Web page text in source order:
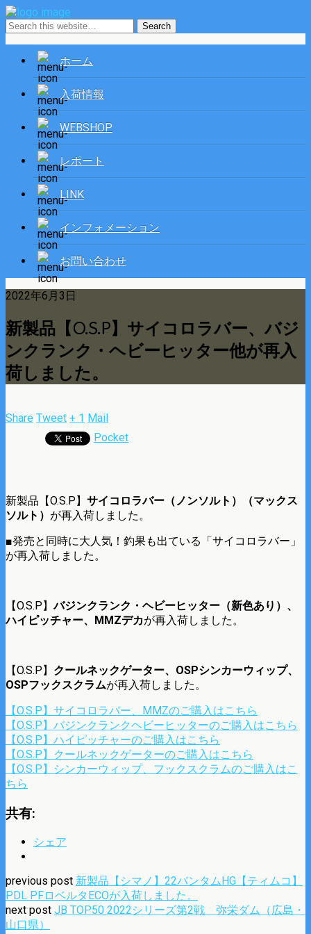
ホーム
入荷情報
WEBSHOP
レポート
LINK
インフォメーション
お問い合わせ
2022年6月3日
新製品【O.S.P】サイコロラバー、バジ
ンクランク・ヘビーヒッター他が再入
荷しました。
Share Tweet + 1 Mail
Pocket
新製品【O.S.P】 サイコロラバー（ノンソルト）（マックス
ソルト） が再入荷しました。
■発売と同時に大人気！釣果も出ている「サイコロラバー」
が再入荷しました。
【O.S.P】バジンクランク・ヘビーヒッター（新色あり）、
ハイピッチャー、MMZデカが再入荷しました。
【O.S.P】 クールネックゲーター、OSPシンカーウィップ、
OSPフックスクラムが再入荷しました。
【O.S.P】サイコロラバー、MMZのご購入はこちら
【O.S.P】バジンクランクヘビーヒッターのご購入はこちら
【O.S.P】ハイピッチャーのご購入はこちら
【O.S.P】クールネックゲーターのご購入はこちら
【O.S.P】シンカーウィップ、フックスクラムのご購入はこ
ちら
共有:
シェア
previous post 新製品【シマノ】22バンタムHG【ティムコ】
PDL PFロベルタECOが入荷しました。
next post JB TOP50 2022シリーズ第2戦 弥栄ダム（広島・
山口県）